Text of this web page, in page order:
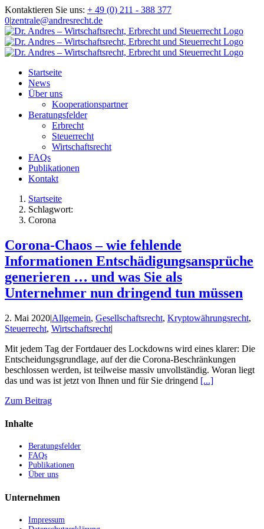
Zum
Inhalt
springen
Kontaktieren Sie uns: + 49 (0) 211 - 388 377
0|zentrale@andresrecht.de
Startseite
News
Über uns
Kooperationspartner
Beratungsfelder
Erbrecht
Steuerrecht
Wirtschaftsrecht
FAQs
Publikationen
Kontakt
Startseite
Schlagwort:
Corona
Corona-Chaos – wie fehlende
Informationen Entschädigungsansprüche
generieren … und was Sie als
Unternehmer nun dringend tun müssen
2. Mai 2020|Allgemein, Gesellschaftsrecht, Kryptowährungsrecht,
Steuerrecht, Wirtschaftsrecht|
Mit jedem Tag der Fortdauer des Lockdowns wird eines klarer: Die
Entscheidungsgrundlage, auf der die Corona-Beschränkungen
beschlossen werden, ist teilweise massiv unvollständig. Woran liegt
das und was ist jetzt von Ihnen und für Sie dringend [...]
Zum Beitrag
Inhalte
Beratungsfelder
FAQs
Publikationen
Über uns
Unternehmen
Impressum